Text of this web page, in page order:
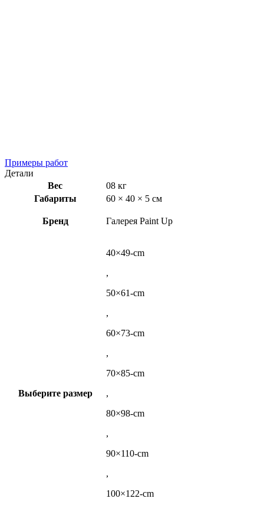
Примеры работ
Детали
Вес
08 кг
Габариты
60 × 40 × 5 см
Бренд Галерея Paint Up
Выберите размер
40×49-cm
,
50×61-cm
,
60×73-cm
,
70×85-cm
,
80×98-cm
,
90×110-cm
,
100×122-cm